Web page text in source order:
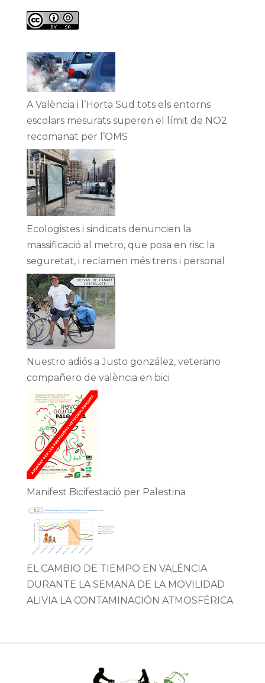
A València i l’Horta Sud tots els entorns
escolars mesurats superen el límit de NO2
recomanat per l’OMS
Ecologistes i sindicats denuncien la
massificació al metro, que posa en risc la
seguretat, i reclamen més trens i personal
Nuestro adiós a Justo gonzález, veterano
compañero de valència en bici
Manifest Bicifestació per Palestina
EL CAMBIO DE TIEMPO EN VALÈNCIA
DURANTE LA SEMANA DE LA MOVILIDAD
ALIVIA LA CONTAMINACIÓN ATMOSFÉRICA